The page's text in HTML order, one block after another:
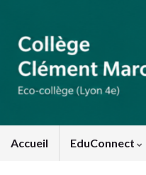
Accueil EduConnect